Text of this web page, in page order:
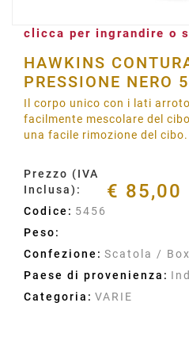
clicca per ingrandire o
HAWKINS
PRESSIONE NERO
Il corpo unico con i lati
facilmente mescolare del
una facile rimozione del
Prezzo (IVA
Inclusa):
€ 85,00
Codice: 5456
Peso:
Confezione: Scatola / Box
Paese di provenienza:
Categoria: VARIE